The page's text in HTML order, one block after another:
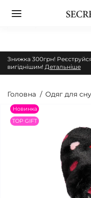
Знижка 300грн!
вигіднішим! Детальніше
Головна Одяг для сну
Новинка
TOP GIFT